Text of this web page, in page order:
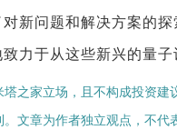
新问题和解决方案的
力于从这些新兴的量子
之家立场，且不构成投资建
文章为作者独立观点，不代